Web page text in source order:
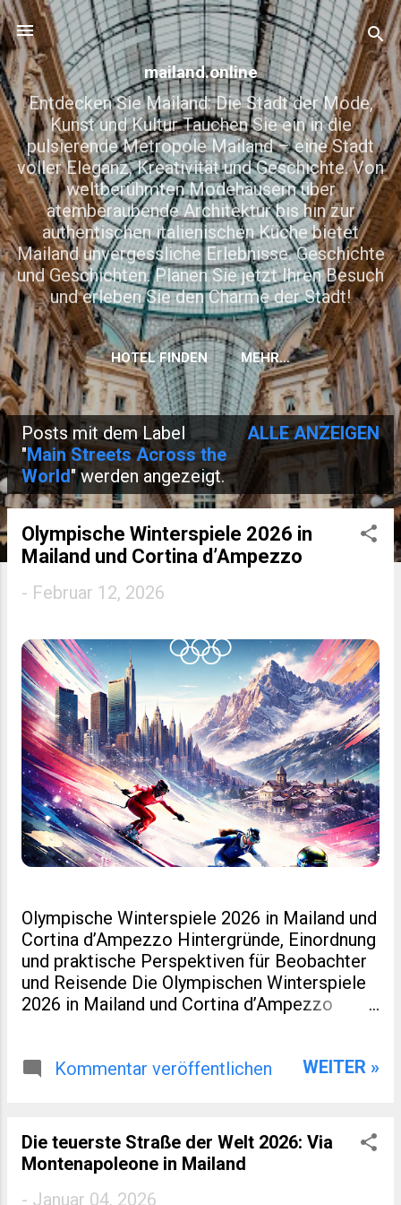
Direkt zum Hauptbereich
mailand.online
Entdecken Sie Mailand: Die Stadt der Mode,
Kunst und Kultur Tauchen Sie ein in die
pulsierende Metropole Mailand – eine Stadt
voller Eleganz, Kreativität und Geschichte. Von
weltberühmten Modehäusern über
atemberaubende Architektur bis hin zur
authentischen italienischen Küche bietet
Mailand unvergessliche Erlebnisse. Geschichte
und Geschichten. Planen Sie jetzt Ihren Besuch
und erleben Sie den Charme der Stadt!
HOTEL FINDEN MEHR…
P
o
s
Posts mit dem Label
"Main Streets Across the
World" werden angezeigt.
ALLE ANZEIGEN
Olympische Winterspiele 2026 in
Mailand und Cortina d’Ampezzo
- Februar 12, 2026
Olympische Winterspiele 2026 in Mailand und
Cortina d’Ampezzo Hintergründe, Einordnung
und praktische Perspektiven für Beobachter
und Reisende Die Olympischen Winterspiele
2026 in Mailand und Cortina d’Ampezzo
Turin 2006 erneut Gastgeber ist. Sondern
wirtschaftlich eng mit regionaler Entwicklung
verzahnt wurde. Für viele Leser eines
spezialisierten Blogs zu Sport, Reisen oder
europäischer Regionalentwicklung sind genau
Kommentar veröffentlichen WEITER »
Die teuerste Straße der Welt 2026: Via
Montenapoleone in Mailand
- Januar 04, 2026